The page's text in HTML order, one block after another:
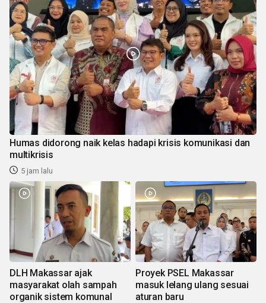
Humas didorong naik kelas hadapi krisis komunikasi dan
multikrisis
5 jam lalu
DLH Makassar ajak
masyarakat olah sampah
organik sistem komunal
Proyek PSEL Makassar
masuk lelang ulang sesuai
aturan baru